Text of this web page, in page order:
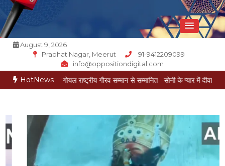
August 9, 2026
Prabhat Nagar, Meerut
91-9412209099
info@oppositiondigital.com
HotNews
मुकेश गोयल राष्ट्रीय गौरव सम्मान से सम्मानित सोनी के प्यार में दीवानी सीता पहुंची मेरठ